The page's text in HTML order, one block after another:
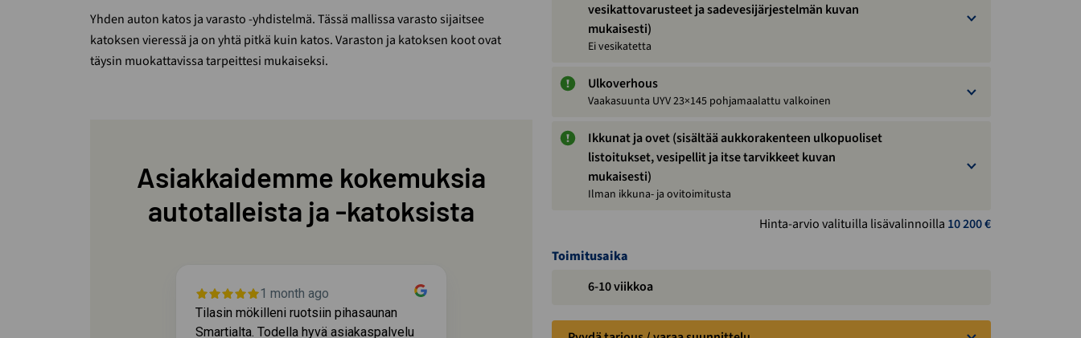
vesikattovarusteet ja sadevesijärjestelmän kuvan
mukaisesti)
Ei vesikatetta
Ulkoverhous
Vaakasuunta UYV 23×145 pohjamaalattu valkoinen
Ikkunat ja ovet (sisältää aukkorakenteen ulkopuoliset
listoitukset, vesipellit ja itse tarvikkeet kuvan
mukaisesti)
Ilman ikkuna- ja ovitoimitusta
Hinta-arvio valituilla lisävalinnoilla 10 200€
Toimitusaika
6-10 viikkoa
Yhden auton katos ja varasto -yhdistelmä. Tässä mallissa varasto sijaitsee
katoksen vieressä ja on yhtä pitkä kuin katos. Varaston ja katoksen koot ovat
täysin muokattavissa tarpeittesi mukaiseksi.
Asiakkaidemme kokemuksia
autotalleista ja -katoksista
1 month ago
Tilasin mökilleni ruotsiin pihasaunan
Smartialta. Todella hyvä asiakaspalvelu
2 months ago
saakka. Voi suositella.